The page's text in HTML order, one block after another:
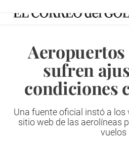
sufren
condiciones
Una fuente oficial instó a los
sitio web de las aerolíneas
vuelos